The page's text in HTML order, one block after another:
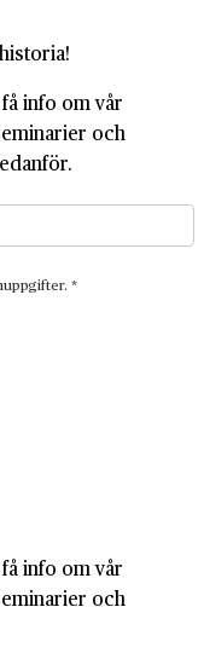
info om vår
och
info om vår
och